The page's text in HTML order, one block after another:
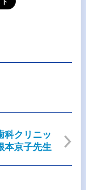
科クリニッ
本京子先生